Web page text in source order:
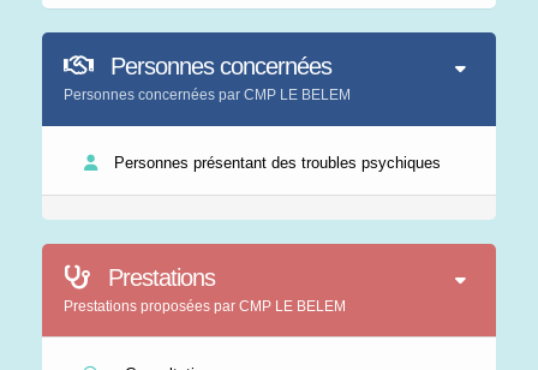
Personnes concernées
Personnes concernées par CMP LE BELEM
Personnes présentant des troubles psychiques
Prestations
Prestations proposées par CMP LE BELEM